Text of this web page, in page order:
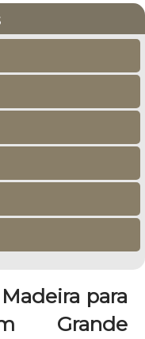
para
Grande